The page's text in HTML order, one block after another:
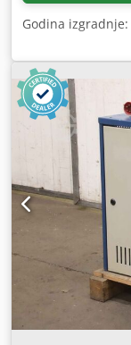
Godina izgradnje: